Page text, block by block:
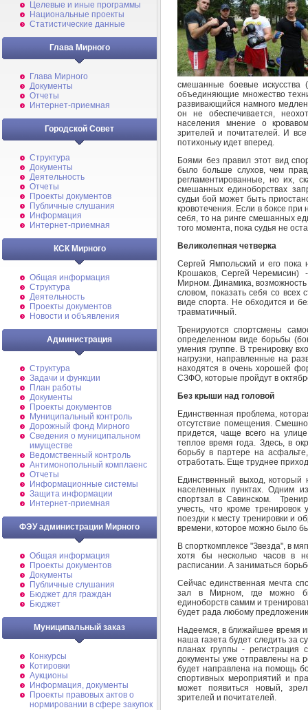
Целевые и иные программы
Национальные проекты
Статистические данные
Глава Мирного
Глава Мирного
Документы
Отчеты
Интернет-приемная
Городской Совет
Структура
Документы
Деятельность
Отчеты
Проекты документов
Публичные слушания
Информация
Интернет-приемная
КСК Мирного
Общая информация
Структура
Деятельность
Проекты документов
Новости и объявления
Администрация
Структура
Задачи и функции
План работы
Документы
Проекты документов
Муниципальный контроль
Дорожный фонд Мирного
Cведения о муниципальном
имуществе
Ведомственный контроль
Антимонопольный комплаенс
Отчеты
Информационные системы
Защита информации
Интернет-приемная
ФЭУ администрации Мирного
Общая информация
Проекты документов
Документы
Публичные слушания
Бюджет для граждан
Бюджет
Муниципальный заказ
Конкурсы
Котировки
Аукционы
Информация, документы
Проекты правовых актов о
нормировании в сфере закупок
смешанные боевые
объединяющие множество
развивающийся намного
он не обеспечивается,
населения мнение о
зрителей и почитателей. И
потихоньку идет вперед.
Боями без правил этот вид
было больше слухов, чем
регламентированные, но их,
смешанных единоборствах
судьи бой может быть
кровотечения. Если в боксе при
себя, то на ринге смешанных
того момента, пока судья не
Великолепная четверка
Сергей Ямпольский и его пока
Крошаков, Сергей Черемисин)
Мирном. Динамика, возможность
словом, показать себя со всех
виде спорта. Не обходится и
травматичный.
Тренируются спортсмены
определенном виде борьбы
умения группе. В тренировку
нагрузки, направленные на
находятся в очень хорошей
СЗФО, которые пройдут в
Без крыши над головой
Единственная проблема,
отсутствие помещения.
придется, чаще всего на
теплое время года. Здесь, в
борьбу в партере на
отработать. Еще труднее
Единственный выход, который
населенных пунктах. Одним
спортзал в Савинском.
учесть, что кроме
поездки к месту тренировки и
времени, которое можно было
В спорткомплексе "Звезда", в
хотя бы несколько часов в
расписании. А заниматься
Сейчас единственная мечта
зал в Мирном, где можно
единоборств самим и
будет рада любому
Надеемся, в ближайшее время
наша газета будет следить за
планах группы - регистрация
документы уже отправлены на
будет направлена на помощь
спортивных мероприятий и
может появиться новый,
зрителей и почитателей.